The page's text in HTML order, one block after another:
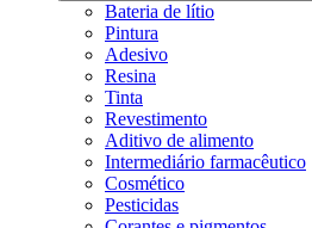
Bateria de lítio
Pintura
Adesivo
Resina
Tinta
Revestimento
Aditivo de alimento
Intermediário farmacêutico
Cosmético
Pesticidas